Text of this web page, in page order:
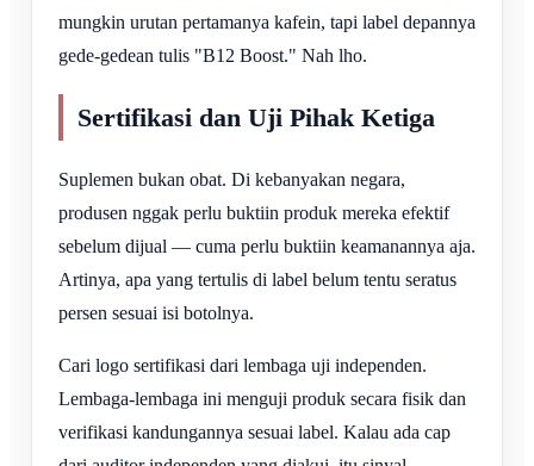
mungkin urutan pertamanya kafein, tapi label depannya
gede-gedean tulis "B12 Boost." Nah lho.
Sertifikasi dan Uji Pihak Ketiga
Suplemen bukan obat. Di kebanyakan negara,
produsen nggak perlu buktiin produk mereka efektif
sebelum dijual — cuma perlu buktiin keamanannya aja.
Artinya, apa yang tertulis di label belum tentu seratus
persen sesuai isi botolnya.
Cari logo sertifikasi dari lembaga uji independen.
Lembaga-lembaga ini menguji produk secara fisik dan
verifikasi kandungannya sesuai label. Kalau ada cap